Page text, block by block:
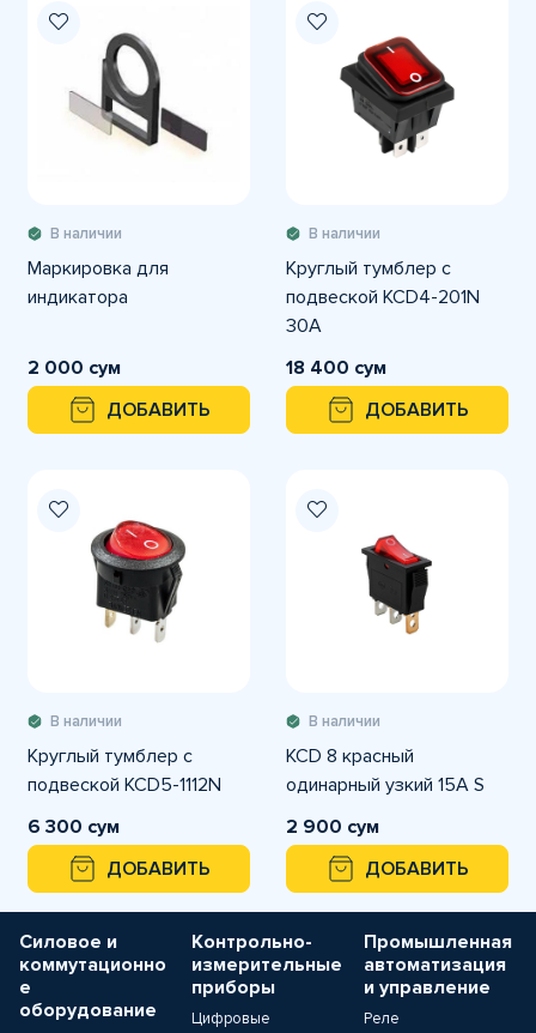
В наличии
Маркировка для
индикатора
2 000 сум
ДОБАВИТЬ
В наличии
Круглый тумблер с
подвеской KCD4-201N
30A
18 400 сум
ДОБАВИТЬ
В наличии
Круглый тумблер с
подвеской KCD5-1112N
6 300 сум
ДОБАВИТЬ
В наличии
KCD 8 красный
одинарный узкий 15А S
2 900 сум
ДОБАВИТЬ
Силовое и
коммутационно
е
оборудование
Контрольно-
измерительные
приборы
Цифровые
Промышленная
автоматизация
и управление
Реле